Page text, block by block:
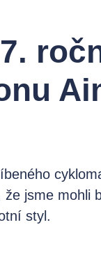
jsme mohli
styl.